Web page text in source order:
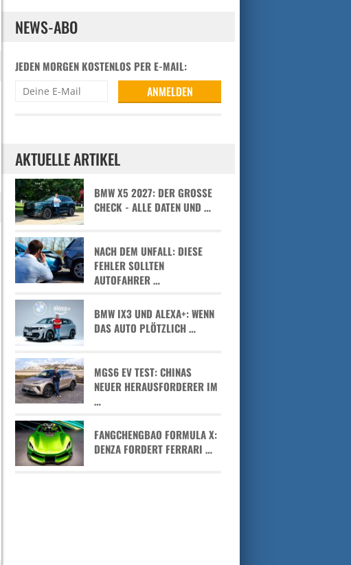
NEWS-ABO
JEDEN MORGEN KOSTENLOS PER E-MAIL:
AKTUELLE ARTIKEL
BMW X5 2027: DER GROSSE C
HECK - ALLE DATEN UND …
NACH DEM UNFALL: DIESE
FEHLER SOLLTEN
AUTOFAHRER …
BMW IX3 UND ALEXA+: WENN
DAS AUTO PLÖTZLICH …
MGS6 EV TEST: CHINAS
NEUER HERAUSFORDERER IM
…
FANGCHENGBAO FORMULA X:
DENZA FORDERT FERRARI …